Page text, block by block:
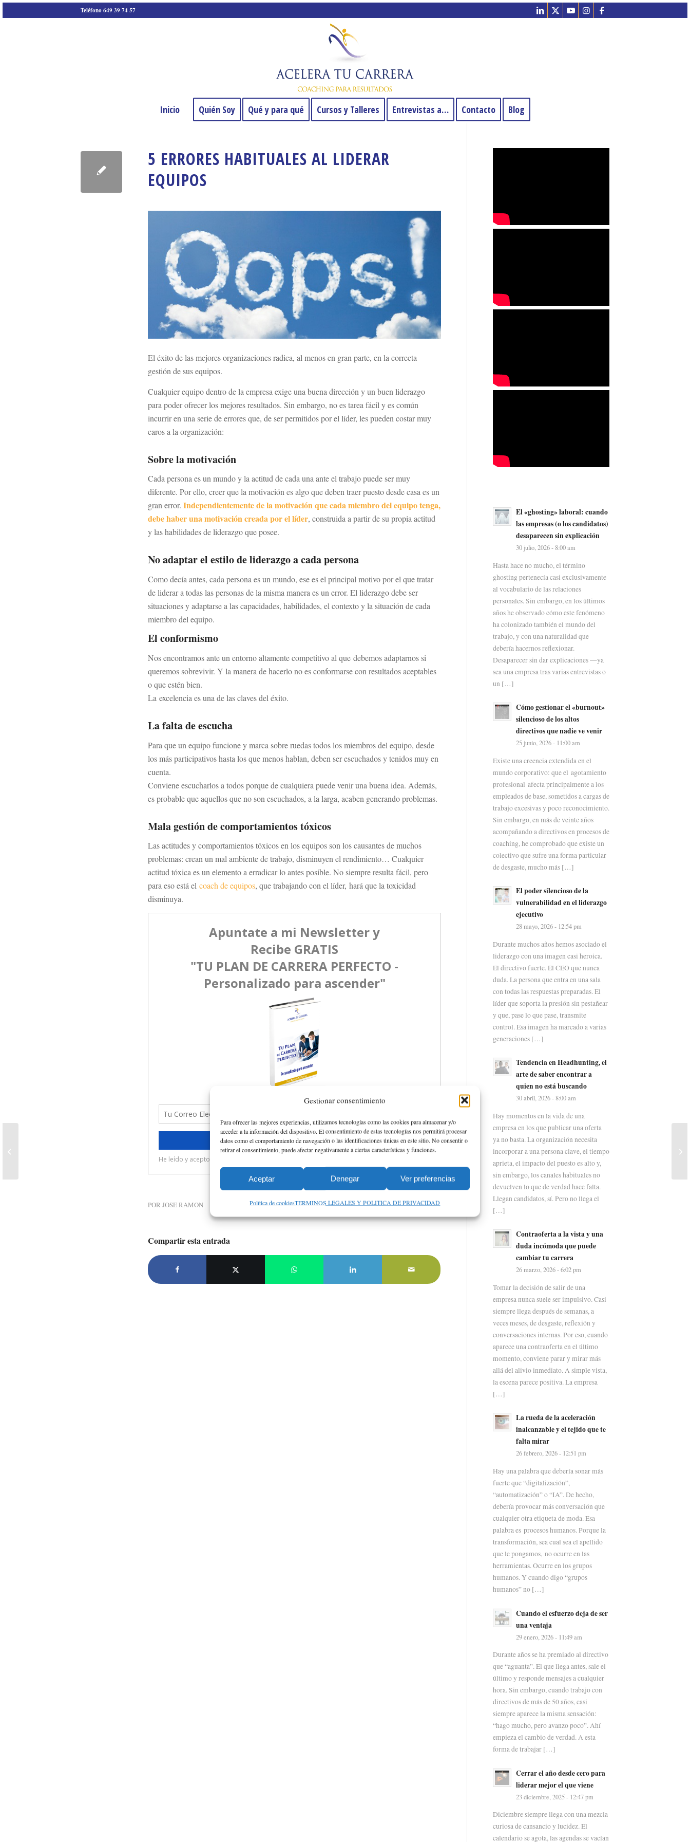
Gestionar consentimiento
Para ofrecer las mejores experiencias, utilizamos tecnologías como las cookies para almacenar y/o
acceder a la información del dispositivo. El consentimiento de estas tecnologías nos permitirá procesar
datos como el comportamiento de navegación o las identificaciones únicas en este sitio. No consentir o
retirar el consentimiento, puede afectar negativamente a ciertas características y funciones.
Aceptar Denegar Ver preferencias
Política de cookiesTERMINOS LEGALES Y POLITICA DE PRIVACIDAD
Teléfono 649 39 74 57
Inicio Quién Soy Qué y para qué Cursos y Talleres Entrevistas a… Contacto Blog
5 ERRORES HABITUALES AL LIDERAR
EQUIPOS
El éxito de las mejores organizaciones radica, al menos en gran parte, en la correcta
gestión de sus equipos.
Cualquier equipo dentro de la empresa exige una buena dirección y un buen liderazgo
para poder ofrecer los mejores resultados. Sin embargo, no es tarea fácil y es común
incurrir en una serie de errores que, de ser permitidos por el líder, les pueden costar muy
caros a la organización:
Sobre la motivación
Cada persona es un mundo y la actitud de cada una ante el trabajo puede ser muy
diferente. Por ello, creer que la motivación es algo que deben traer puesto desde casa es un
gran error. Independientemente de la motivación que cada miembro del equipo tenga,
debe haber una motivación creada por el líder, construida a partir de su propia actitud
y las habilidades de liderazgo que posee.
No adaptar el estilo de liderazgo a cada persona
Como decía antes, cada persona es un mundo, ese es el principal motivo por el que tratar
de liderar a todas las personas de la misma manera es un error. El liderazgo debe ser
situaciones y adaptarse a las capacidades, habilidades, el contexto y la situación de cada
miembro del equipo.
El conformismo
Nos encontramos ante un entorno altamente competitivo al que debemos adaptarnos si
queremos sobrevivir. Y la manera de hacerlo no es conformarse con resultados aceptables
o que estén bien.
La excelencia es una de las claves del éxito.
La falta de escucha
Para que un equipo funcione y marca sobre ruedas todos los miembros del equipo, desde
los más participativos hasta los que menos hablan, deben ser escuchados y tenidos muy en
cuenta.
Conviene escucharlos a todos porque de cualquiera puede venir una buena idea. Además,
es probable que aquellos que no son escuchados, a la larga, acaben generando problemas.
Mala gestión de comportamientos tóxicos
Las actitudes y comportamientos tóxicos en los equipos son los causantes de muchos
problemas: crean un mal ambiente de trabajo, disminuyen el rendimiento… Cualquier
actitud tóxica es un elemento a erradicar lo antes posible. No siempre resulta fácil, pero
para eso está el coach de equipos, que trabajando con el líder, hará que la toxicidad
disminuya.
POR JOSE RAMON
Compartir esta entrada
El «ghosting» laboral: cuando
las empresas (o los candidatos)
desaparecen sin explicación
30 julio, 2026 - 8:00 am
Hasta hace no mucho, el término
ghosting pertenecía casi exclusivamente
al vocabulario de las relaciones
personales. Sin embargo, en los últimos
años he observado cómo este fenómeno
ha colonizado también el mundo del
trabajo, y con una naturalidad que
debería hacernos reflexionar.
Desaparecer sin dar explicaciones —ya
sea una empresa tras varias entrevistas o
un […]
Cómo gestionar el «burnout»
silencioso de los altos
directivos que nadie ve venir
25 junio, 2026 - 11:00 am
Existe una creencia extendida en el
mundo corporativo: que el agotamiento
profesional afecta principalmente a los
empleados de base, sometidos a cargas de
trabajo excesivas y poco reconocimiento.
Sin embargo, en más de veinte años
acompañando a directivos en procesos de
coaching, he comprobado que existe un
colectivo que sufre una forma particular
de desgaste, mucho más […]
El poder silencioso de la
vulnerabilidad en el liderazgo
ejecutivo
28 mayo, 2026 - 12:54 pm
Durante muchos años hemos asociado el
liderazgo con una imagen casi heroica.
El directivo fuerte. El CEO que nunca
duda. La persona que entra en una sala
con todas las respuestas preparadas. El
líder que soporta la presión sin pestañear
y que, pase lo que pase, transmite
control. Esa imagen ha marcado a varias
generaciones […]
Tendencia en Headhunting, el
arte de saber encontrar a
quien no está buscando
30 abril, 2026 - 8:00 am
Hay momentos en la vida de una
empresa en los que publicar una oferta
ya no basta. La organización necesita
incorporar a una persona clave, el tiempo
aprieta, el impacto del puesto es alto y,
sin embargo, los canales habituales no
devuelven lo que de verdad hace falta.
Llegan candidatos, sí. Pero no llega el
[…]
Contraoferta a la vista y una
duda incómoda que puede
cambiar tu carrera
26 marzo, 2026 - 6:02 pm
Tomar la decisión de salir de una
empresa nunca suele ser impulsivo. Casi
siempre llega después de semanas, a
veces meses, de desgaste, reflexión y
conversaciones internas. Por eso, cuando
aparece una contraoferta en el último
momento, conviene parar y mirar más
allá del alivio inmediato. A simple vista,
la escena parece positiva. La empresa
[…]
La rueda de la aceleración
inalcanzable y el tejido que te
falta mirar
26 febrero, 2026 - 12:51 pm
Hay una palabra que debería sonar más
fuerte que “digitalización”,
“automatización” o “IA”. De hecho,
debería provocar más conversación que
cualquier otra etiqueta de moda. Esa
palabra es procesos humanos. Porque la
transformación, sea cual sea el apellido
que le pongamos, no ocurre en las
herramientas. Ocurre en los grupos
humanos. Y cuando digo “grupos
humanos” no […]
Cuando el esfuerzo deja de ser
una ventaja
29 enero, 2026 - 11:49 am
Durante años se ha premiado al directivo
que “aguanta”. El que llega antes, sale el
último y responde mensajes a cualquier
hora. Sin embargo, cuando trabajo con
directivos de más de 50 años, casi
siempre aparece la misma sensación:
“hago mucho, pero avanzo poco”. Ahí
empieza el cambio de verdad. A esta
forma de trabajar […]
Cerrar el año desde cero para
liderar mejor el que viene
23 diciembre, 2025 - 12:47 pm
Diciembre siempre llega con una mezcla
curiosa de cansancio y lucidez. El
calendario se agota, las agendas se vacían